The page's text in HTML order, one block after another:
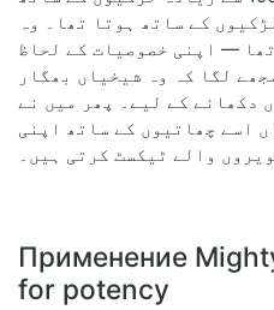
کے ساتھ ہوتا تھا۔ وہ
— اپنی خصوصیات کے لحاظ
لگا کہ وہ شیخیاں بھگار
دکھانے کے لیے۔ پھر میں نے
اسے چھاتیوں کے ساتھ اپنی
والے ٹیکسٹ کرتی ہیں۔
Применение
for potency